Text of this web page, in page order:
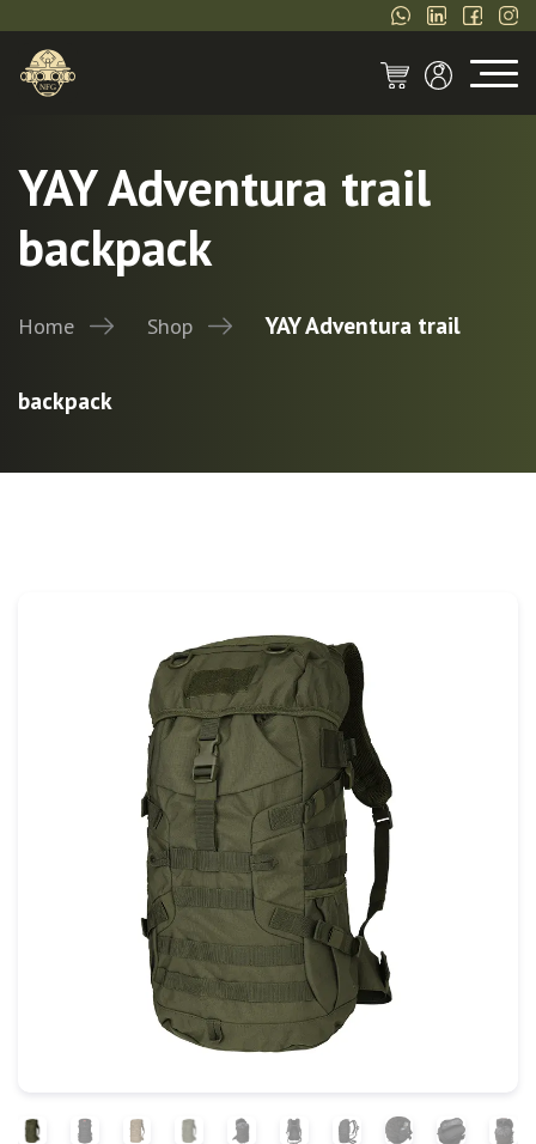
YAY Adventura trail
backpack
Home Shop YAY Adventura trail
backpack